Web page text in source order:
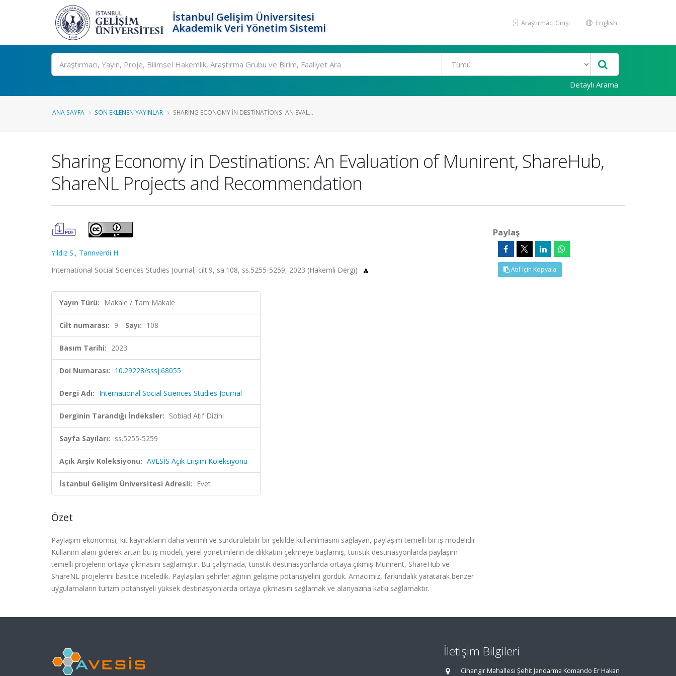
İstanbul Gelişim Üniversitesi
Akademik Veri Yönetim Sistemi
Araştırmacı Girişi English
Ara
Detaylı Arama
ANA SAYFA SON EKLENEN YAYINLAR SHARING ECONOMY IN DESTINATIONS: AN EVAL...
Sharing Economy in Destinations: An Evaluation of Munirent, ShareHub,
ShareNL Projects and Recommendation
Yıldız S., Tanrıverdi H.
International Social Sciences Studies Journal, cilt.9, sa.108, ss.5255-5259, 2023 (Hakemli Dergi)
Yayın Türü: Makale / Tam Makale
Cilt numarası: 9 Sayı: 108
Basım Tarihi: 2023
Doi Numarası: 10.29228/sssj.68055
Dergi Adı: International Social Sciences Studies Journal
Derginin Tarandığı İndeksler: Sobiad Atıf Dizini
Sayfa Sayıları: ss.5255-5259
Açık Arşiv Koleksiyonu: AVESİS Açık Erişim Koleksiyonu
İstanbul Gelişim Üniversitesi Adresli: Evet
Özet
Paylaşım ekonomisi, kıt kaynakların daha verimli ve sürdürülebilir bir şekilde kullanılmasını sağlayan, paylaşım temelli bir iş modelidir.
Kullanım alanı giderek artan bu iş modeli, yerel yönetimlerin de dikkatini çekmeye başlamış, turistik destinasyonlarda paylaşım
temelli projelerin ortaya çıkmasını sağlamıştır. Bu çalışmada, turistik destinasyonlarda ortaya çıkmış Munirent, ShareHub ve
ShareNL projelerini basitce inceledik. Paylaşılan şehirler ağının gelişme potansiyelini gördük. Amacımız, farkındalık yaratarak benzer
uygulamaların turizm potansiyeli yüksek destinasyonlarda ortaya çıkmasını sağlamak ve alanyazına katkı sağlamaktır.
Paylaş
Atıf İçin Kopyala
İletişim Bilgileri
Cihangir Mahallesi Şehit Jandarma Komando Er Hakan